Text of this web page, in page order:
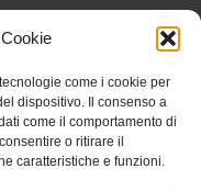
come i cookie per
dispositivo. Il consenso a
come il comportamento di
o ritirare il
caratteristiche e funzioni.